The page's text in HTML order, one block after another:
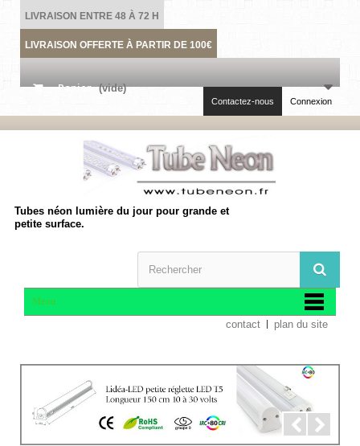
LIVRAISON ENTRE 48 À 72 H
LIVRAISON OFFERTE À PARTIR DE 100€
Panier (vide)
Connexion
Contactez-nous
Tubes néon lumière du jour pour grande et
petite surface.
Menu
contact plan du site